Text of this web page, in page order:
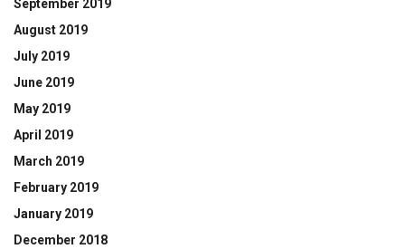
September 2019
August 2019
July 2019
June 2019
May 2019
April 2019
March 2019
February 2019
January 2019
December 2018